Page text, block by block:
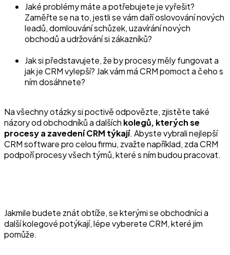
Jaké problémy máte a potřebujete je vyřešit?
Zaměřte se na to, jestli se vám daří oslovování nových
leadů, domlouvání schůzek, uzavírání nových
obchodů a udržování si zákazníků?
Jak si představujete, že by procesy měly fungovat a
jak je CRM vylepší? Jak vám má CRM pomoct a čeho s
ním dosáhnete?
Na všechny otázky si poctivě odpovězte, zjistěte také
názory od obchodníků a dalších kolegů, kterých se
procesy a zavedení CRM týkají. Abyste vybrali nejlepší
CRM software pro celou firmu, zvažte například, zda CRM
podpoří procesy všech týmů, které s ním budou pracovat.
Jakmile budete znát obtíže, se kterými se obchodníci a
další kolegové potýkají, lépe vyberete CRM, které jim
pomůže.